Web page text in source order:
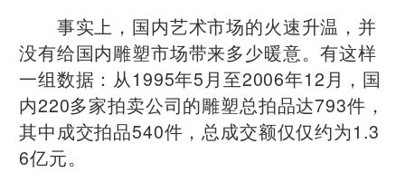
事实上，国内艺术市场的火速升温，并
没有给国内雕塑市场带来多少暖意。有这样
一组数据：从1995年5月至2006年12月，国
内220多家拍卖公司的雕塑总拍品达793件，
其中成交拍品540件，总成交额仅仅约为1.3
6亿元。